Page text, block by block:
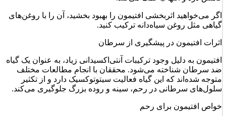
اگر می‌خواهید اثربخشی افتیمون را بهبود بخشید، آن را با روغن‌های
گیاهی مثل روغن سیاه‌دانه ترکیب کنید.
اثرات افتیمون در پیشگیری از سرطان
افتیمون به دلیل وجود ترکیبات آنتی‌اکسیدانی زیاد، به عنوان یک گیاه
ضد سرطان شناخته می‌شود. محققان با انجام مطالعات مختلف
متوجه شده‌اند که این گیاه فعالیت سیتوتوکسیک دارد و از تکثیر
سلول‌های سرطانی در رحم، سینه و روده بزرگ جلوگیری می‌کند.
خواص افتیمون برای رحم